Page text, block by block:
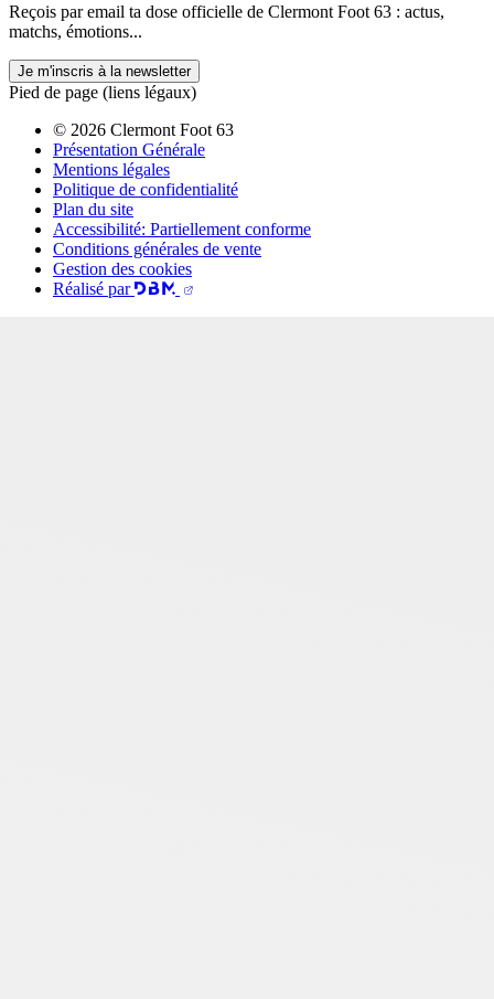
Reçois par email ta dose officielle de Clermont Foot 63 : actus,
matchs, émotions...
Je m'inscris à la newsletter
Pied de page (liens légaux)
© 2026 Clermont Foot 63
Présentation Générale
Mentions légales
Politique de confidentialité
Plan du site
Accessibilité: Partiellement conforme
Conditions générales de vente
Gestion des cookies
Réalisé par